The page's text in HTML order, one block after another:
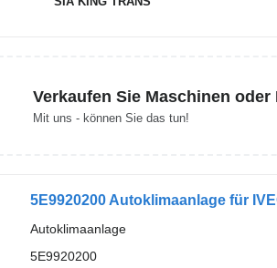
Verkaufen Sie Maschinen oder
Mit uns - können Sie das tun!
5E9920200 Autoklimaanlage für
Autoklimaanlage
5E9920200